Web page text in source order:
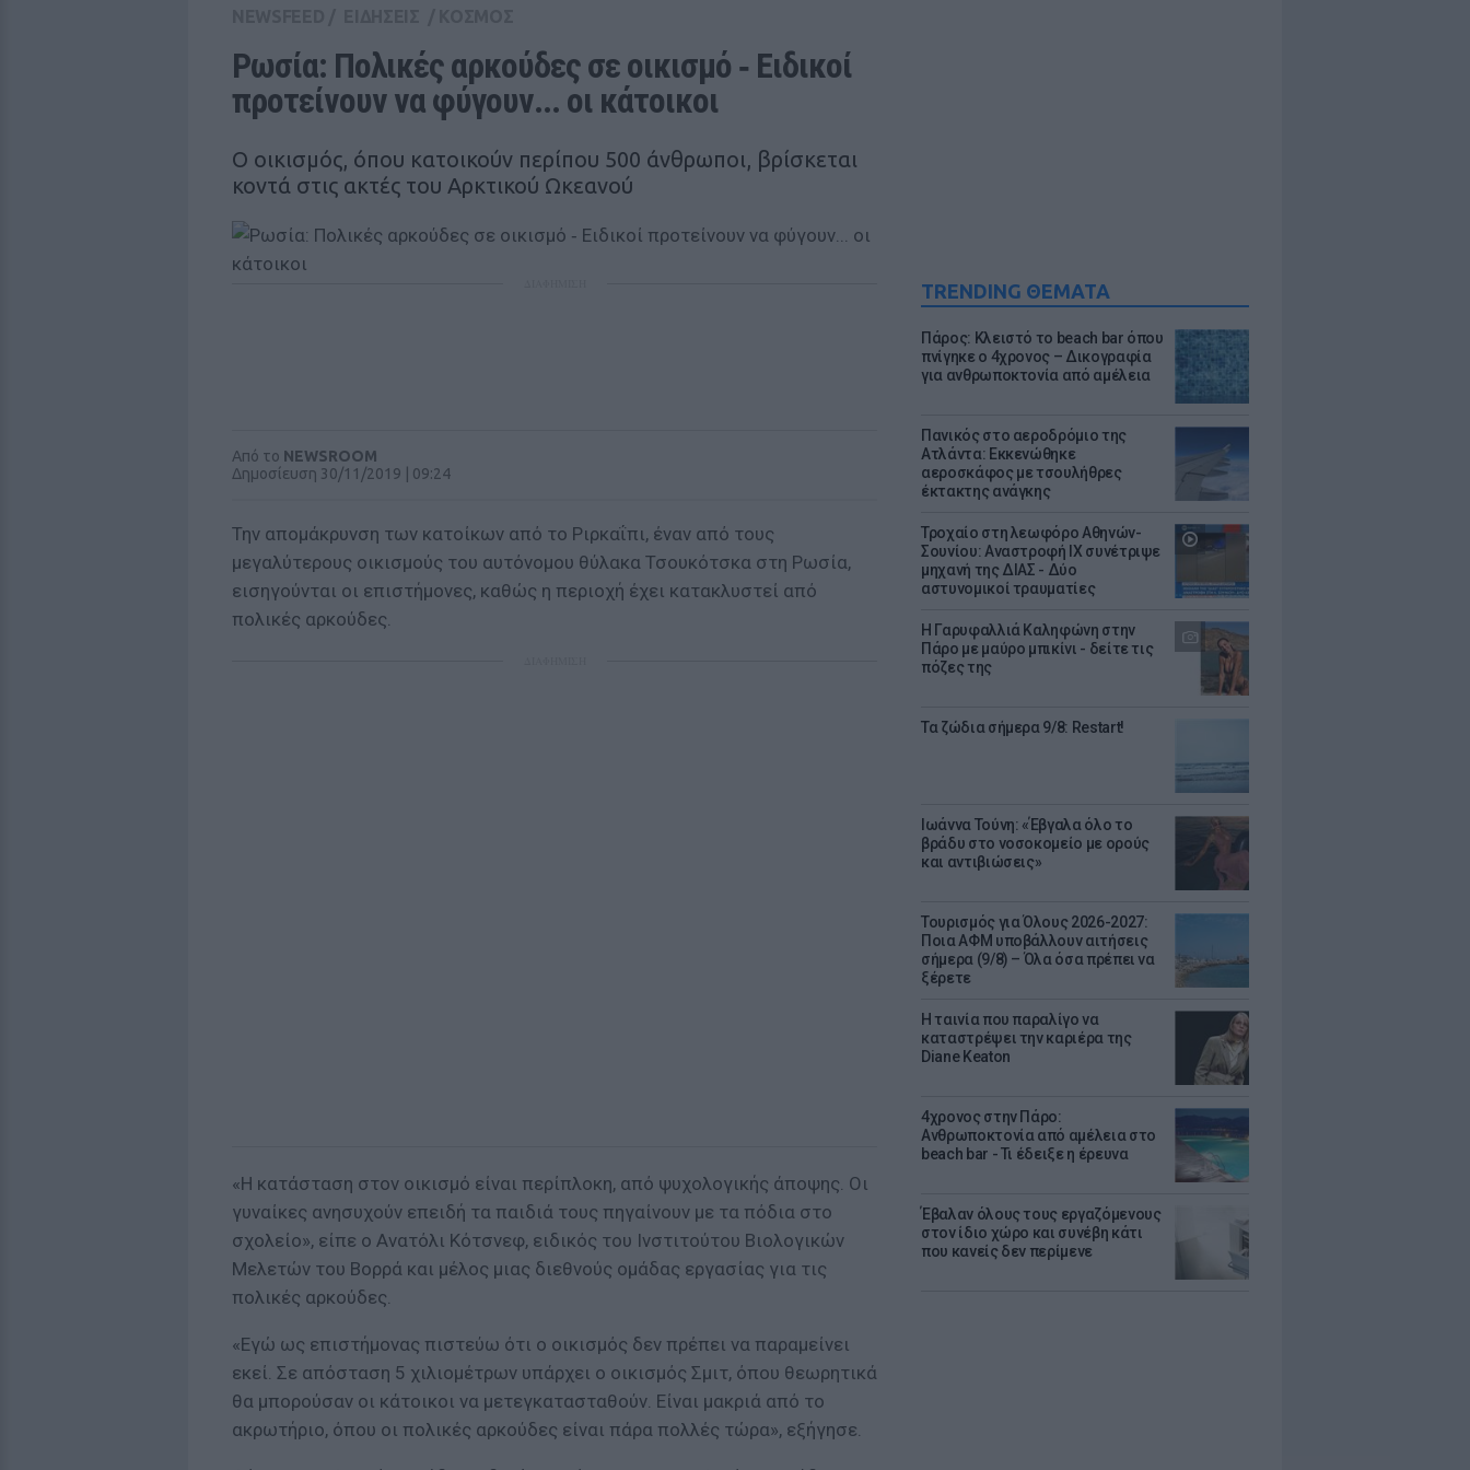
TRENDING ΘΕΜΑΤΑ
Πάρος: Κλειστό το beach bar όπου
πνίγηκε ο 4χρονος – Δικογραφία
για ανθρωποκτονία από αμέλεια
Πανικός στο αεροδρόμιο της
Ατλάντα: Εκκενώθηκε
αεροσκάφος με τσουλήθρες
έκτακτης ανάγκης
Τροχαίο στη λεωφόρο Αθηνών-
Σουνίου: Αναστροφή ΙΧ συνέτριψε
μηχανή της ΔΙΑΣ - Δύο
αστυνομικοί τραυματίες
Η Γαρυφαλλιά Καληφώνη στην
Πάρο με μαύρο μπικίνι - δείτε τις
πόζες της
Τα ζώδια σήμερα 9/8: Restart!
Ιωάννα Τούνη: «Έβγαλα όλο το
βράδυ στο νοσοκομείο με ορούς
και αντιβιώσεις»
Τουρισμός για Όλους 2026-2027:
Ποια ΑΦΜ υποβάλλουν αιτήσεις
σήμερα (9/8) – Όλα όσα πρέπει να
ξέρετε
Η ταινία που παραλίγο να
καταστρέψει την καριέρα της
Diane Keaton
4χρονος στην Πάρο:
Ανθρωποκτονία από αμέλεια στο
beach bar - Τι έδειξε η έρευνα
Έβαλαν όλους τους εργαζόμενους
στον ίδιο χώρο και συνέβη κάτι
που κανείς δεν περίμενε
Ρωσία: Πολικές αρκούδες σε οικισμό ‑ Ειδικοί
προτείνουν να φύγουν... οι κάτοικοι
Ο οικισμός, όπου κατοικούν περίπου 500 άνθρωποι, βρίσκεται
κοντά στις ακτές του Αρκτικού Ωκεανού
Από το NEWSROOM
Δημοσίευση 30/11/2019 | 09:24
Την απομάκρυνση των κατοίκων από το Ριρκαΐπι, έναν από τους
μεγαλύτερους οικισμούς του αυτόνομου θύλακα Τσουκότσκα στη Ρωσία,
εισηγούνται οι επιστήμονες, καθώς η περιοχή έχει κατακλυστεί από
πολικές αρκούδες.
«Η κατάσταση στον οικισμό είναι περίπλοκη, από ψυχολογικής άποψης. Οι
γυναίκες ανησυχούν επειδή τα παιδιά τους πηγαίνουν με τα πόδια στο
σχολείο», είπε ο Ανατόλι Κότσνεφ, ειδικός του Ινστιτούτου Βιολογικών
Μελετών του Βορρά και μέλος μιας διεθνούς ομάδας εργασίας για τις
πολικές αρκούδες.
«Εγώ ως επιστήμονας πιστεύω ότι ο οικισμός δεν πρέπει να παραμείνει
εκεί. Σε απόσταση 5 χιλιομέτρων υπάρχει ο οικισμός Σμιτ, όπου θεωρητικά
θα μπορούσαν οι κάτοικοι να μετεγκατασταθούν. Είναι μακριά από το
ακρωτήριο, όπου οι πολικές αρκούδες είναι πάρα πολλές τώρα», εξήγησε.